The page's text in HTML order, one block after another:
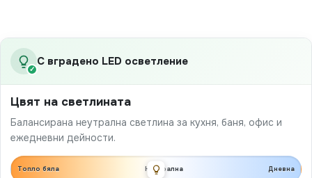
✓
С вградено LED осветление
Цвят на светлината
Балансирана неутрална светлина за кухня, баня, офис и
ежедневни дейности.
Топло бяла Неутрална Дневна